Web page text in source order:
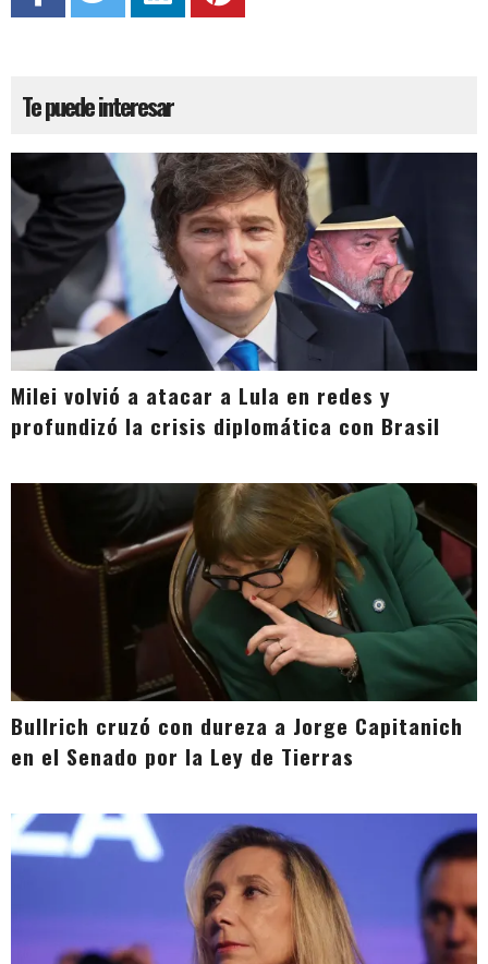
Te puede interesar
Milei volvió a atacar a Lula en redes y
profundizó la crisis diplomática con Brasil
Bullrich cruzó con dureza a Jorge Capitanich
en el Senado por la Ley de Tierras